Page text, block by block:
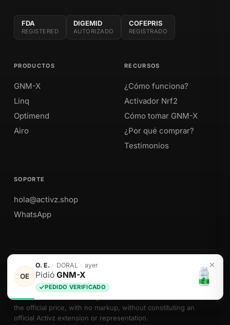
O. E. · DORAL · ayer
PidióGNM-X
PEDIDO VERIFICADO
FDA
REGISTERED
DIGEMID
AUTORIZADO
COFEPRIS
REGISTRADO
PRODUCTOS
GNM-X
Linq
Optimend
Airo
RECURSOS
¿Cómo funciona?
Activador Nrf2
Cómo tomar GNM-X
¿Por qué comprar?
Testimonios
SOPORTE
hola@activz.shop
WhatsApp
Envíos a Perú · México · EE. UU. · Colombia · Ecuador
We sell Activz Global LLC products as authorized distributors at
the official price, with no markup, without constituting an
official Activz extension or representation.